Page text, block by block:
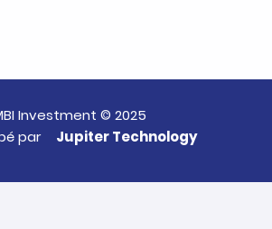
Investment © 2025
par
Jupiter Technology